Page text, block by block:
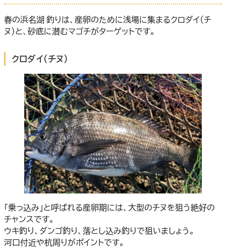
春の浜名湖 釣りは、産卵のために浅場に集まるクロダイ（チ
ヌ）と、砂底に潜むマゴチがターゲットです。
クロダイ（チヌ）
「乗っ込み」と呼ばれる産卵期には、大型のチヌを狙う絶好の
チャンスです。
ウキ釣り、ダンゴ釣り、落とし込み釣りで狙いましょう。
河口付近や杭周りがポイントです。